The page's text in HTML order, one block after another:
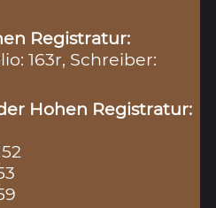
Registratur:
163r, Schreiber:
Hohen Registratur: